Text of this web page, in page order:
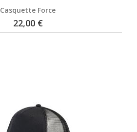
Casquette Force
22,00 €